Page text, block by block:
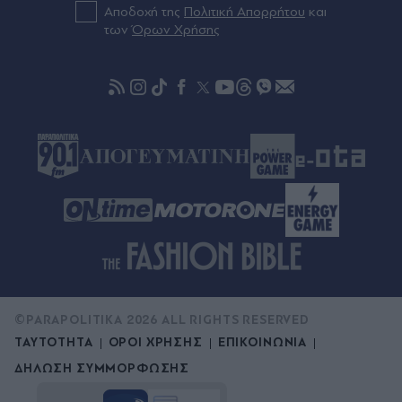
Οι περισσότεροι το κάνουμε λάθος - Ποια
τρόφιμα πρέπει να μπαίνουν στο ψυγείο και ποια
Αποδοχή της Πολιτική Απορρήτου και
τωνΌρων Χρήσης
ΤΑΥΤΟΤΗΤΑ ΟΡΟΙ ΧΡΗΣΗΣ
ΕΠΙΚΟΙΝΩΝΙΑ
ΔΗΛΩΣΗ ΣΥΜΜΟΡΦΩΣΗΣ
©PARAPOLITIKA 2026 ALL RIGHTS RESERVED